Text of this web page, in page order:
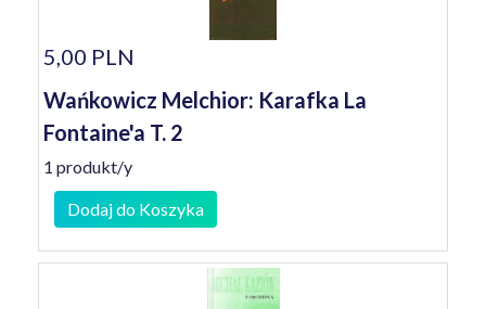
5,00 PLN
Wańkowicz Melchior: Karafka La
Fontaine'a T. 2
1 produkt/y
Dodaj do Koszyka